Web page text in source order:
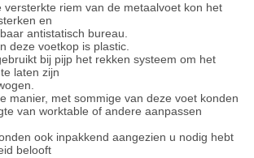
versterkte riem van de metaalvoet kon het
en
antistatisch bureau.
deze voetkop is plastic.
bij pijp het rekken systeem om het
laten zijn
manier, met sommige van deze voet konden
van worktable of andere aanpassen
ook inpakkend aangezien u nodig hebt
belooft